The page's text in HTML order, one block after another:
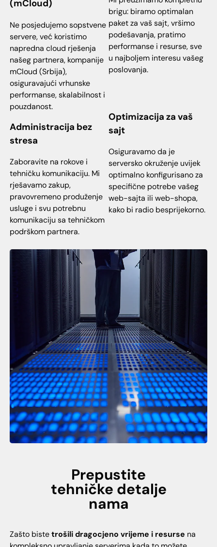
(mCloud)
Ne posjedujemo sopstvene
servere, već koristimo
napredna cloud rješenja
našeg partnera, kompanije
mCloud (Srbija),
osiguravajući vrhunske
performanse, skalabilnost i
pouzdanost.
brigu: biramo optimalan
paket za vaš sajt, vršimo
podešavanja, pratimo
performanse i resurse, sve
u najboljem interesu vašeg
poslovanja.
Administracija bez
stresa
Zaboravite na rokove i
tehničku komunikaciju. Mi
rješavamo zakup,
pravovremeno produženje
usluge i svu potrebnu
komunikaciju sa tehničkom
podrškom partnera.
Optimizacija za vaš
sajt
Osiguravamo da je
serversko okruženje uvijek
optimalno konfigurisano za
specifične potrebe vašeg
web-sajta ili web-shopa,
kako bi radio besprijekorno.
Prepustite
tehničke detalje
nama
Zašto bistetrošili dragocjeno vrijeme i resurse na